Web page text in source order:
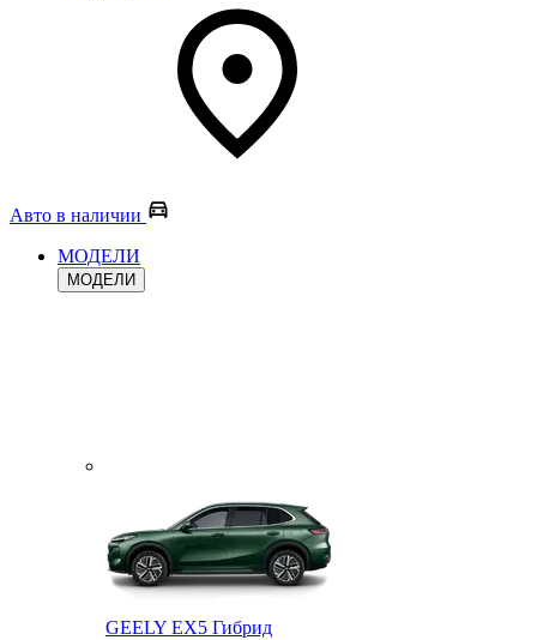
Авто в наличии
МОДЕЛИ
МОДЕЛИ
GEELY EX5 Гибрид